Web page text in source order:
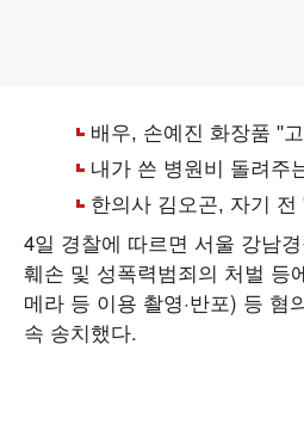
4일 경찰에 따르면 서울 강남
훼손 및 성폭력범죄의 처벌 등
메라 등 이용 촬영·반포) 등 혐
속 송치했다.